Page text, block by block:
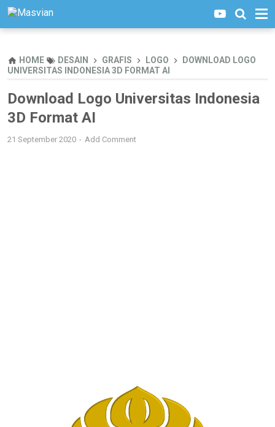
HOME DESAIN GRAFIS LOGO
DOWNLOAD LOGO
UNIVERSITAS INDONESIA 3D FORMAT AI
Download Logo Universitas Indonesia
3D Format AI
21 September 2020 Add Comment